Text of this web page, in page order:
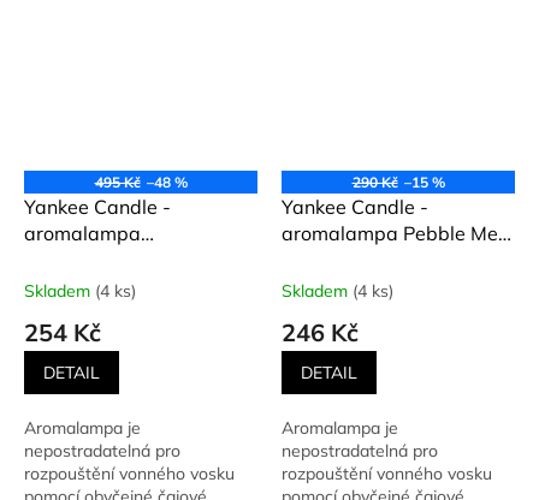
495 Kč –48 %
Yankee Candle -
aromalampa
Skladem (4 ks)
254 Kč
DETAIL
Aromalampa je
nepostradatelná pro
rozpouštění vonného vosku
290 Kč –15 %
Yankee Candle -
aromalampa Pebble Melt
Skladem (4 ks)
246 Kč
DETAIL
Aromalampa je
nepostradatelná pro
rozpouštění vonného vosku